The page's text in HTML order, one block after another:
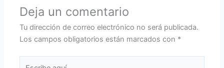
Deja un comentario
Tu dirección de correo electrónico no será publicada.
Los campos obligatorios están marcados con *